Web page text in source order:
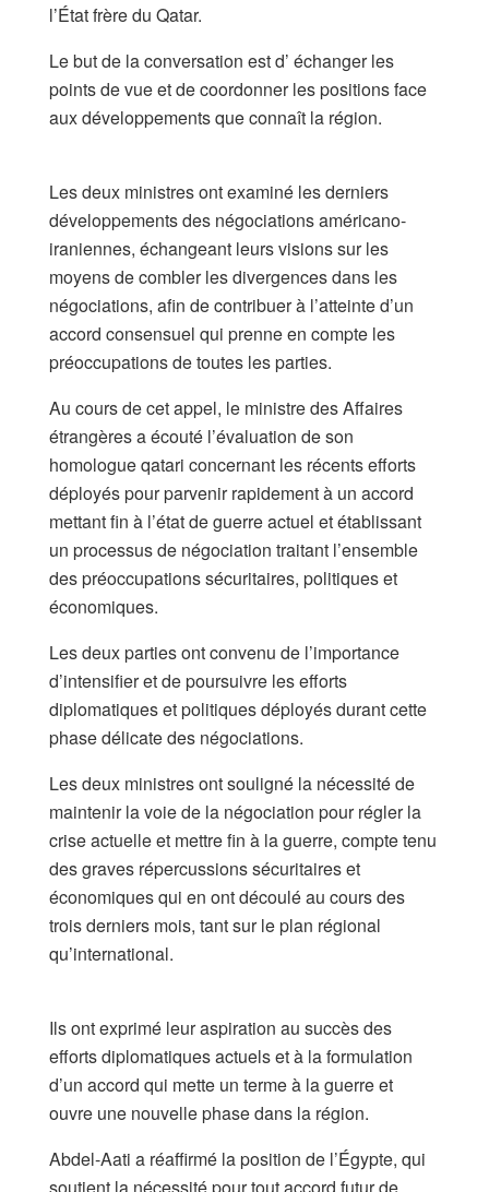
l’État frère du Qatar.
Le but de la conversation est d’ échanger les
points de vue et de coordonner les positions face
aux développements que connaît la région.
​Les deux ministres ont examiné les derniers
développements des négociations américano-
iraniennes, échangeant leurs visions sur les
moyens de combler les divergences dans les
négociations, afin de contribuer à l’atteinte d’un
accord consensuel qui prenne en compte les
préoccupations de toutes les parties.
Au cours de cet appel, le ministre des Affaires
étrangères a écouté l’évaluation de son
homologue qatari concernant les récents efforts
déployés pour parvenir rapidement à un accord
mettant fin à l’état de guerre actuel et établissant
un processus de négociation traitant l’ensemble
des préoccupations sécuritaires, politiques et
économiques.
Les deux parties ont convenu de l’importance
d’intensifier et de poursuivre les efforts
diplomatiques et politiques déployés durant cette
phase délicate des négociations.
Les deux ministres ont souligné la nécessité de
maintenir la voie de la négociation pour régler la
crise actuelle et mettre fin à la guerre, compte tenu
des graves répercussions sécuritaires et
économiques qui en ont découlé au cours des
trois derniers mois, tant sur le plan régional
qu’international.
​Ils ont exprimé leur aspiration au succès des
efforts diplomatiques actuels et à la formulation
d’un accord qui mette un terme à la guerre et
ouvre une nouvelle phase dans la région.
Abdel-Aati a réaffirmé la position de l’Égypte, qui
soutient la nécessité pour tout accord futur de